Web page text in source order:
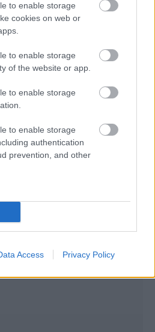
to enable storage
cookies on web or
to enable storage
of the website or app.
to enable storage
to enable storage
authentication
prevention, and other
Access Privacy Policy
την απόκτηση του διεθνή
ο οποίος αναμένεται να
στη διαγώνιο ενόψει της νέας